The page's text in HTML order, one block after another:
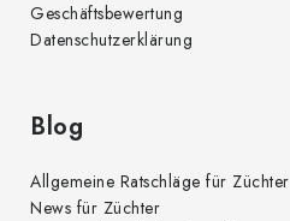
Geschäftsbewertung
Datenschutzerklärung
Blog
Allgemeine Ratschläge für Züchter
News für Züchter